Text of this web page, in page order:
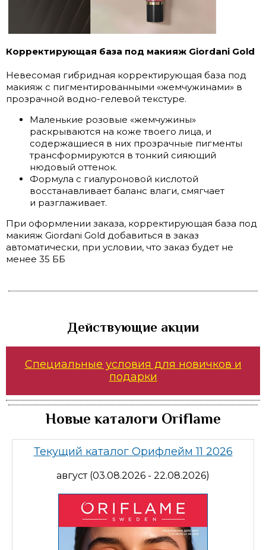
Корректирующая база под макияж Giordani Gold
Невесомая гибридная корректирующая база под
макияж с пигментированными «жемчужинами» в
прозрачной водно-гелевой текстуре.
Маленькие розовые «жемчужины»
раскрываются на коже твоего лица, и
содержащиеся в них прозрачные пигменты
трансформируются в тонкий сияющий
нюдовый оттенок.
Формула с гиалуроновой кислотой
восстанавливает баланс влаги, смягчает
и разглаживает.
При оформлении заказа, корректирующая база под
макияж Giordani Gold добавиться в заказ
автоматически, при условии, что заказ будет не
менее 35 ББ
Действующие акции
Специальные условия для новичков и
подарки
Новые каталоги Oriflame
Текущий каталог Орифлейм 11 2026
август (03.08.2026 - 22.08.2026)